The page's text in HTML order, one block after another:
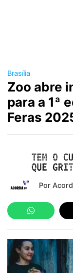
Brasília
Zoo abre
para a 1ª
Feras
Por